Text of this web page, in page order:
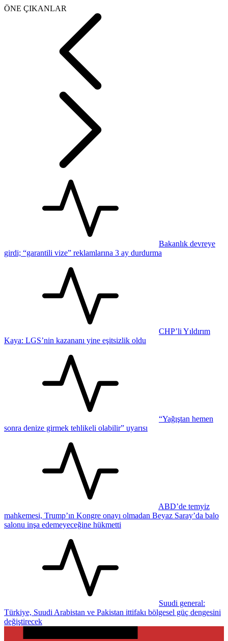
ÖNE ÇIKANLAR
Bakanlık devreye
girdi; “garantili vize” reklamlarına 3 ay durdurma
CHP’li Yıldırım
Kaya: LGS’nin kazananı yine eşitsizlik oldu
“Yağıştan hemen
sonra denize girmek tehlikeli olabilir” uyarısı
ABD’de temyiz
mahkemesi, Trump’ın Kongre onayı olmadan Beyaz Saray’da balo
salonu inşa edemeyeceğine hükmetti
Suudi general:
Türkiye, Suudi Arabistan ve Pakistan ittifakı bölgesel güç dengesini
değiştirecek